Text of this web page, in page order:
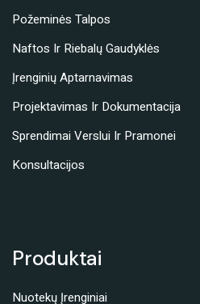
Požeminės Talpos
Naftos Ir Riebalų Gaudyklės
Įrenginių Aptarnavimas
Projektavimas Ir Dokumentacija
Sprendimai Verslui Ir Pramonei
Konsultacijos
Produktai
Nuotekų Įrenginiai